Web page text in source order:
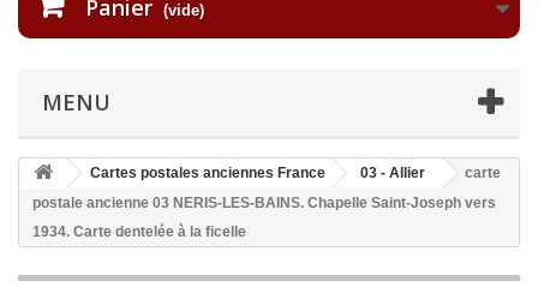
Panier (vide)
MENU
Cartes postales anciennes France 03 - Allier
carte
postale ancienne 03 NERIS-LES-BAINS. Chapelle Saint-Joseph vers
1934. Carte dentelée à la ficelle